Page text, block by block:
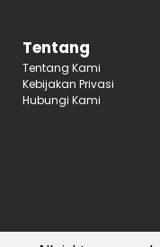
Tentang
Tentang Kami
Kebijakan Privasi
Hubungi Kami